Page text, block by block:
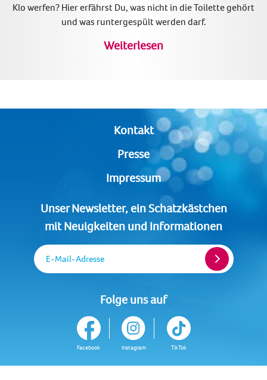
Klo werfen? Hier erfährst Du, was nicht in die Toilette gehört
und was runtergespült werden darf.
Weiterlesen
Kontakt
Presse
Impressum
Unser Newsletter, ein Schatzkästchen
mit Neuigkeiten und Informationen
E-Mail-Adresse
Folge uns auf
Facebook Instagram TikTok